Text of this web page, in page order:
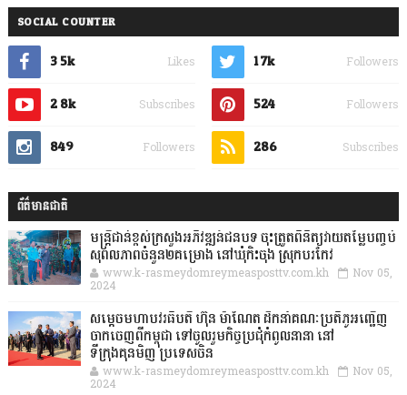
SOCIAL COUNTER
3.5k Likes 1.7k Followers
2.8k Subscribes 524 Followers
849 Followers 286 Subscribes
ព័ត៌មានជាតិ
មន្ត្រីជាន់ខ្ពស់ក្រសួងអភិវឌ្ឍន៍ជនបទ ចុះត្រួតពិនិត្យវាយតម្លៃបញ្ចប់
សុពលភាពចំនួន២គម្រោង នៅឃុំកិះចុង ស្រុកបរកែវ
www.k-rasmeydomreymeasposttv.com.kh Nov 05,
2024
សម្តេចមហាបវរធិបតី ហ៊ុន ម៉ាណែត ដឹកនាំគណៈប្រតិភូអញ្ជើញ
ចាកចេញពីកម្ពុជា ទៅចូលរួមកិច្ចប្រជុំកំពូលនានា នៅ
ទីក្រុងគុនមិញ ប្រទេសចិន
www.k-rasmeydomreymeasposttv.com.kh Nov 05,
2024